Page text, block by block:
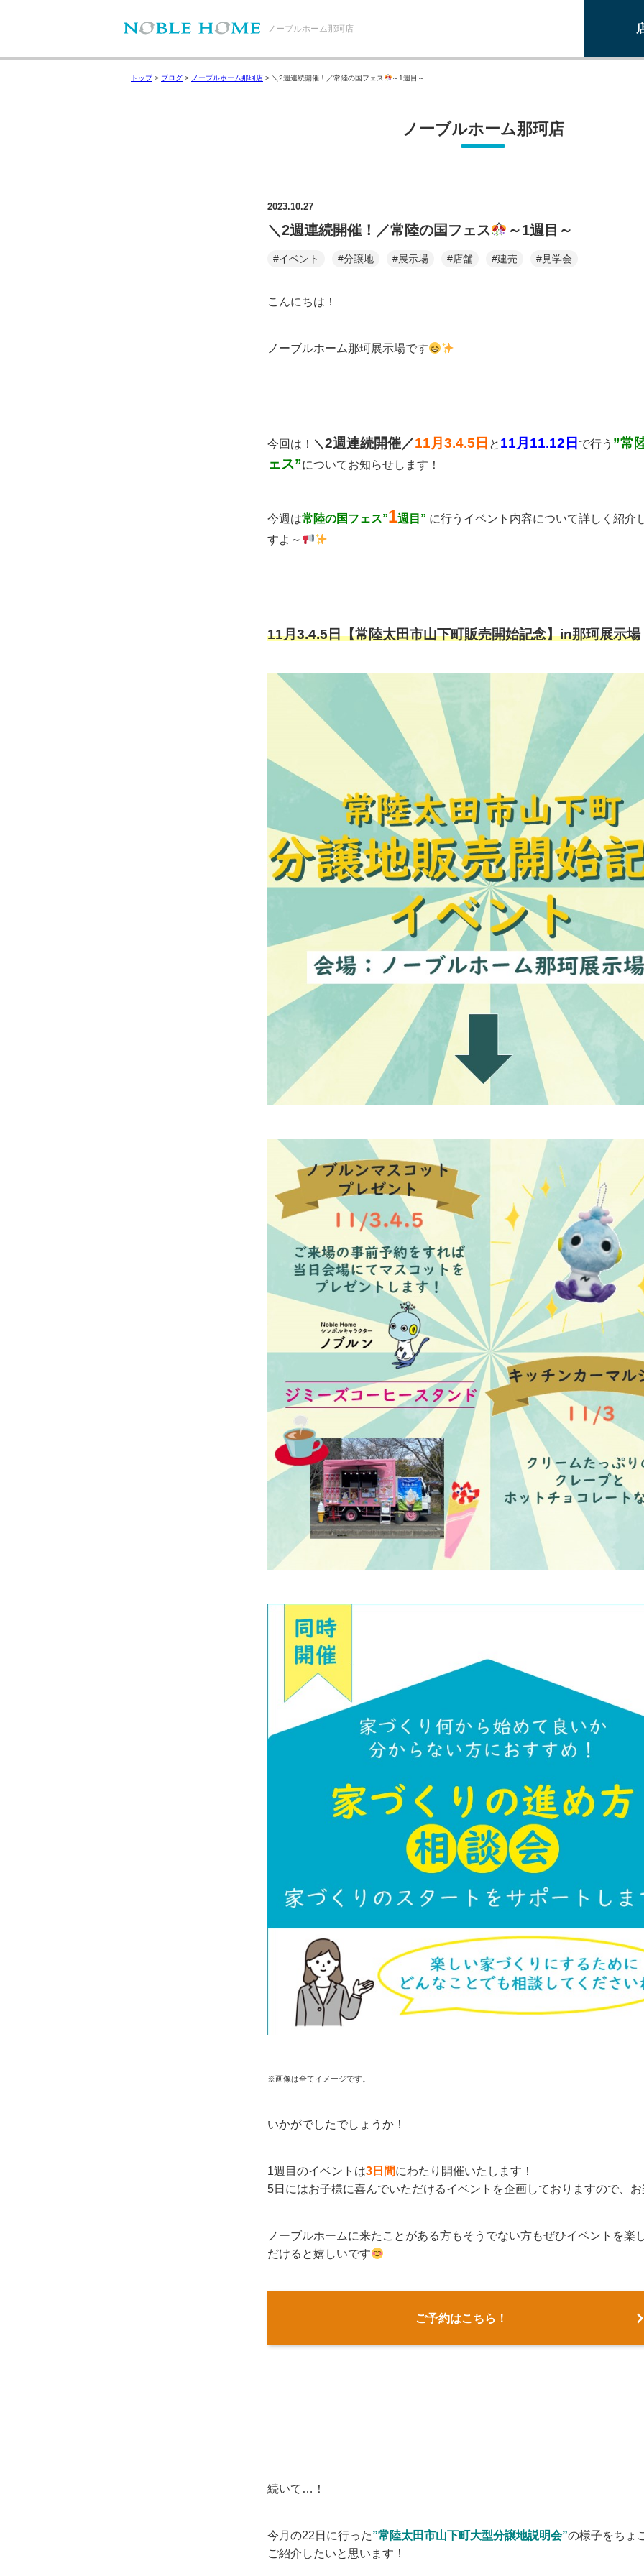
ノーブルホーム那珂店
トップ> ブログ > ノーブルホーム那珂店 > ＼2週連続開催！／常陸の国フェス ～1週目～
ノーブルホーム那珂店
2023.10.27
＼2週連続開催！／常陸の国フェス ～1週目～
#イベント #分譲地 #展示場 #店舗 #建売 #見学会
こんにちは！
ノーブルホーム那珂展示場です
今回は！ ＼ 2週連続開催／11月3.4.5日 と 11月11.12日 で行う ”常
ェス”についてお知らせします！
今週は常陸の国フェス”1週目” に行うイベント内容について詳しく紹介
すよ～
11月3.4.5日【常陸太田市山下町販売開始記念】in那珂展示場
※画像は全てイメージです。
いかがでしたでしょうか！
1週目のイベントは3日間にわたり開催いたします！
5日にはお子様に喜んでいただけるイベントを企画しておりますので、お
ノーブルホームに来たことがある方もそうでない方もぜひイベントを楽
だけると嬉しいです
ご予約はこちら！
続いて…！
今月の22日に行った”常陸太田市山下町大型分譲地説明会”の様子をちょ
ご紹介したいと思います！